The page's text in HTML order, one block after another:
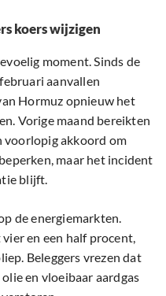
koers wijzigen
moment. Sinds de
aanvallen
Hormuz opnieuw het
Vorige maand bereikten
voorlopig akkoord om
maar het incident
blijft.
de energiemarkten.
en een half procent,
Beleggers vrezen dat
en vloeibaar aardgas